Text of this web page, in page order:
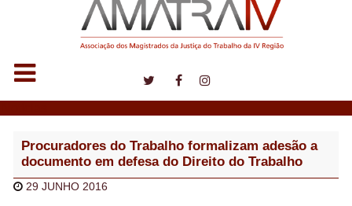
Procuradores do Trabalho formalizam adesão a
documento em defesa do Direito do Trabalho
29 JUNHO 2016